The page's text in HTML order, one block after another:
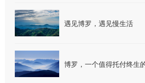
遇见博罗，遇见慢生活
博罗，一个值得托付终生